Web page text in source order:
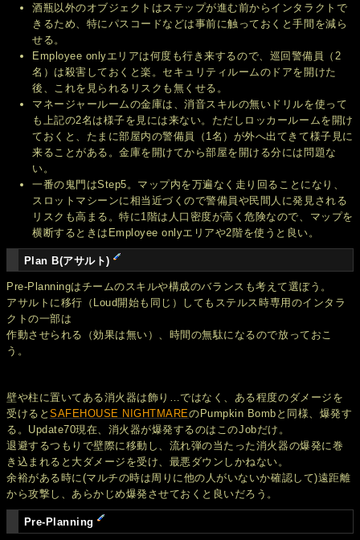
酒瓶以外のオブジェクトはステップが進む前からインタラクトで
きるため、特にパスコードなどは事前に触っておくと手間を減ら
せる。
Employee onlyエリアは何度も行き来するので、巡回警備員（2
名）は殺害しておくと楽。セキュリティルームのドアを開けた
後、これを見られるリスクも無くせる。
マネージャールームの金庫は、消音スキルの無いドリルを使って
も上記の2名は様子を見には来ない。ただしロッカールームを開け
ておくと、たまに部屋内の警備員（1名）が外へ出てきて様子見に
来ることがある。金庫を開けてから部屋を開ける分には問題な
い。
一番の鬼門はStep5。マップ内を万遍なく走り回ることになり、
スロットマシーンに相当近づくので警備員や民間人に発見される
リスクも高まる。特に1階は人口密度が高く危険なので、マップを
横断するときはEmployee onlyエリアや2階を使うと良い。
Plan B(アサルト)
Pre-Planningはチームのスキルや構成のバランスも考えて選ぼう。
アサルトに移行（Loud開始も同じ）してもステルス時専用のインタラ
クトの一部は
作動させられる（効果は無い）、時間の無駄になるので放っておこ
う。
壁や柱に置いてある消火器は飾り…ではなく、ある程度のダメージを
受けるとSAFEHOUSE NIGHTMAREのPumpkin Bombと同様、爆発す
る。Update70現在、消火器が爆発するのはこのJobだけ。
退避するつもりで壁際に移動し、流れ弾の当たった消火器の爆発に巻
き込まれると大ダメージを受け、最悪ダウンしかねない。
余裕がある時に(マルチの時は周りに他の人がいないか確認して)遠距離
から攻撃し、あらかじめ爆発させておくと良いだろう。
Pre-Planning